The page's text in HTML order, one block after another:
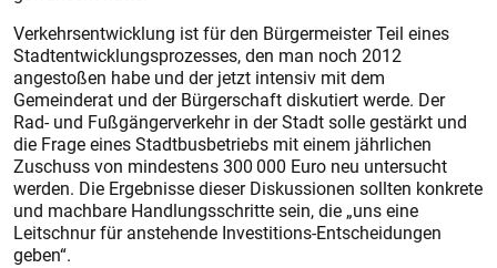
Verkehrsentwicklung ist für den Bürgermeister Teil eines
Stadtentwicklungsprozesses, den man noch 2012
angestoßen habe und der jetzt intensiv mit dem
Gemeinderat und der Bürgerschaft diskutiert werde. Der
Rad- und Fußgängerverkehr in der Stadt solle gestärkt und
die Frage eines Stadtbusbetriebs mit einem jährlichen
Zuschuss von mindestens 300 000 Euro neu untersucht
werden. Die Ergebnisse dieser Diskussionen sollten konkrete
und machbare Handlungsschritte sein, die „uns eine
Leitschnur für anstehende Investitions-Entscheidungen
geben“.